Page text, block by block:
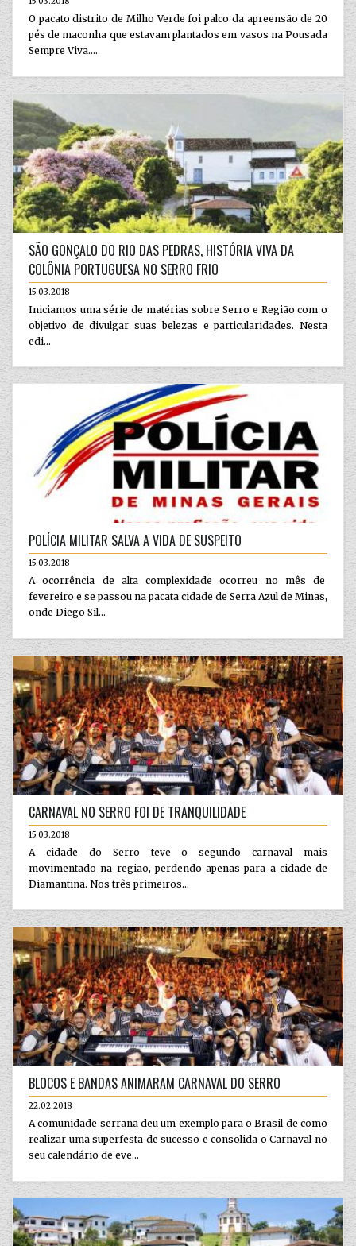
O pacato distrito de Milho Verde foi palco da apreensão de 20
pés de maconha que estavam plantados em vasos na Pousada
Sempre Viva....
SÃO GONÇALO DO RIO DAS PEDRAS, HISTÓRIA VIVA DA
COLÔNIA PORTUGUESA NO SERRO FRIO
15.03.2018
Iniciamos uma série de matérias sobre Serro e Região com o
objetivo de divulgar suas belezas e particularidades. Nesta
edi...
POLÍCIA MILITAR SALVA A VIDA DE SUSPEITO
15.03.2018
A ocorrência de alta complexidade ocorreu no mês de
fevereiro e se passou na pacata cidade de Serra Azul de Minas,
onde Diego Sil...
CARNAVAL NO SERRO FOI DE TRANQUILIDADE
15.03.2018
A cidade do Serro teve o segundo carnaval mais
movimentado na região, perdendo apenas para a cidade de
Diamantina. Nos três primeiros...
BLOCOS E BANDAS ANIMARAM CARNAVAL DO SERRO
22.02.2018
A comunidade serrana deu um exemplo para o Brasil de como
realizar uma superfesta de sucesso e consolida o Carnaval no
seu calendário de eve...